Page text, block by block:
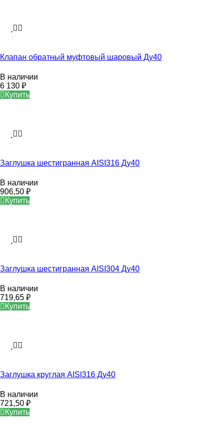
Клапан обратный муфтовый шаровый Ду40
В наличии
6 130 ₽
Купить
Заглушка шестигранная AISI316 Ду40
В наличии
906,50 ₽
Купить
Заглушка шестигранная AISI304 Ду40
В наличии
719,65 ₽
Купить
Заглушка круглая AISI316 Ду40
В наличии
721,50 ₽
Купить